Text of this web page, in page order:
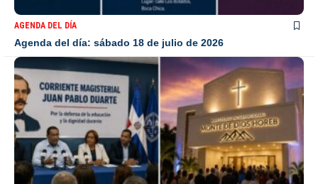
AGENDA DEL DÍA
Agenda del día: sábado 18 de julio de 2026